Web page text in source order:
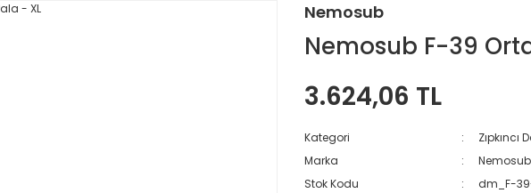
Nemosub
Nemosub F-39
3.624,06 TL
Kategori
Zıpkıncı
Marka
Nemosub
Stok Kodu
dm_F-